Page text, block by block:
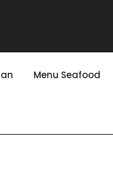
Menu Seafood